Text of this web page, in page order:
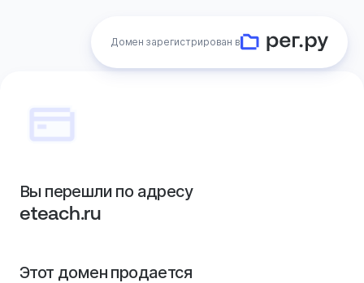
Домен зарегистрирован в
Вы перешли по адресу
eteach.ru
Этот домен продается